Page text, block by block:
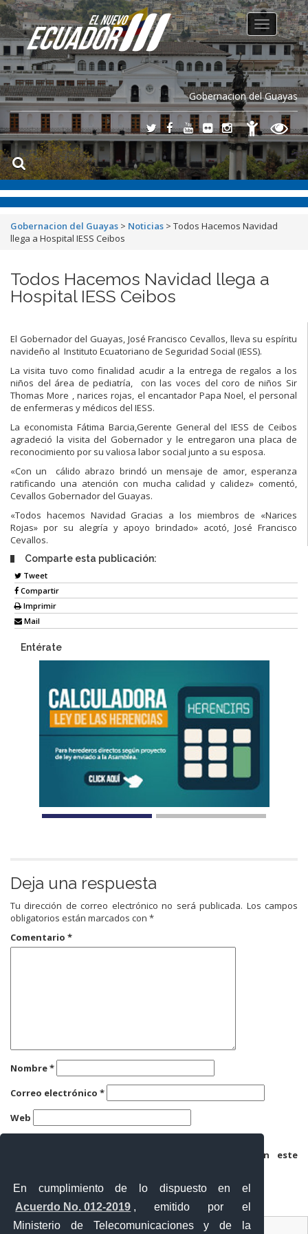
En cumplimiento de lo dispuesto en el
Acuerdo No. 012-2019 , emitido por el
Ministerio de Telecomunicaciones y de la
Gobernacion del Guayas
Toggle
navigation
Gobernacion del Guayas > Noticias > Todos Hacemos Navidad
llega a Hospital IESS Ceibos
Todos Hacemos Navidad llega a
Hospital IESS Ceibos
El Gobernador del Guayas, José Francisco Cevallos, lleva su espíritu
navideño al Instituto Ecuatoriano de Seguridad Social (IESS).
La visita tuvo como finalidad acudir a la entrega de regalos a los
niños del área de pediatría, con las voces del coro de niños Sir
Thomas More , narices rojas, el encantador Papa Noel, el personal
de enfermeras y médicos del IESS.
La economista Fátima Barcia,Gerente General del IESS de Ceibos
agradeció la visita del Gobernador y le entregaron una placa de
reconocimiento por su valiosa labor social junto a su esposa.
«Con un cálido abrazo brindó un mensaje de amor, esperanza
ratificando una atención con mucha calidad y calidez» comentó,
Cevallos Gobernador del Guayas.
«Todos hacemos Navidad Gracias a los miembros de «Narices
Rojas» por su alegría y apoyo brindado» acotó, José Francisco
Cevallos.
Comparte esta publicación:
Tweet
Compartir
Imprimir
Mail
Entérate
Deja una respuesta
Tu dirección de correo electrónico no será publicada. Los campos
obligatorios están marcados con *
Comentario *
Nombre*
Correo electrónico *
Web
Guarda mi nombre, correo electrónico y web en este
Ventanilla Única Virtual